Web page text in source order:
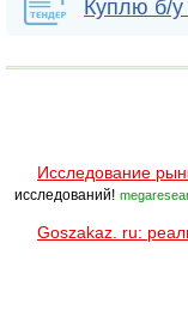
Куплю б/у
Исследование
исследований!
Goszakaz. ru: